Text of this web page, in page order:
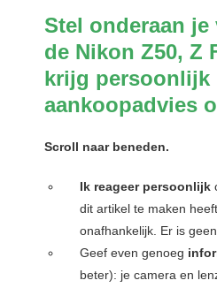
Stel onderaan je
de Nikon Z50, Z
krijg persoonlijk
aankoopadvies
Scroll naar beneden.
Ik reageer persoonlijk
dit artikel te maken
onafhankelijk. Er is
Geef even genoeg
beter): je camera en